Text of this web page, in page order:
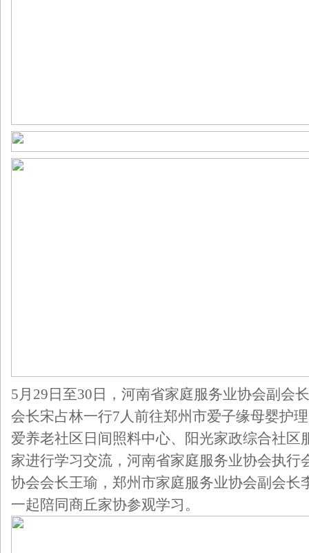
5月29日至30日，河南省家庭服务业协会副会
会长宋占林一行7人前往郑州市爱子缘母婴护
爱养老社区日间照料中心、阳光家政综合社区
家进行学习交流，河南省家庭服务业协会执行
协会会长王瑜，郑州市家庭服务业协会副会长
一起陪同商丘家协参观学习。